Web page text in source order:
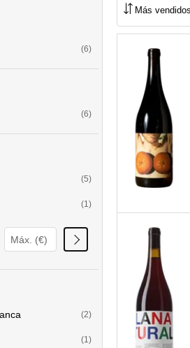
(6)
(6)
(5)
(1)
(2)
(1)